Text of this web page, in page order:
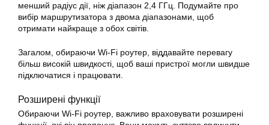
менший радіус дії, ніж діапазон 2,4 ГГц. Подумайте про
вибір маршрутизатора з двома діапазонами, щоб
отримати найкраще з обох світів.
Загалом, обираючи Wi-Fi роутер, віддавайте перевагу
більш високій швидкості, щоб ваші пристрої могли швидше
підключатися і працювати.
Розширені функції
Обираючи Wi-Fi роутер, важливо враховувати розширені